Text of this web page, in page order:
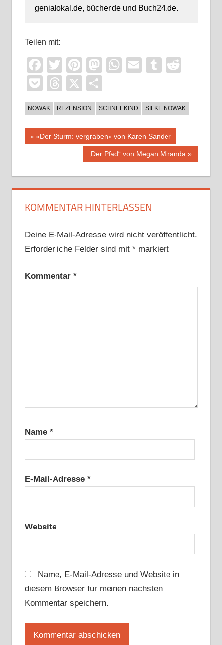
genialokal.de, bücher.de und Buch24.de.
Teilen mit:
Facebook
TwitterPinterest
Mastodon
WhatsApp
EmailTumblr
PocketThreads
X
NOWAK REZENSION SCHNEEKIND SILKE NOWAK
Beitragsnavigation
Vorheriger
»Der Sturm: vergraben« von Karen Sander
Nächster
„Der Pfad“ von Megan Miranda
KOMMENTAR HINTERLASSEN
Deine E-Mail-Adresse wird nicht veröffentlicht.
Erforderliche Felder sind mit *markiert
Kommentar *
Name *
E-Mail-Adresse *
Website
Name, E-Mail-Adresse und Website in
diesem Browser für meinen nächsten
Kommentar speichern.